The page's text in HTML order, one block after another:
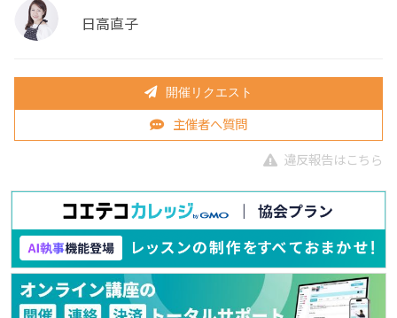
日高直子
開催リクエスト
主催者へ質問
違反報告はこちら